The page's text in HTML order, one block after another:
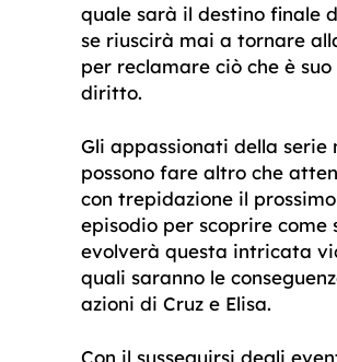
quale sarà il destino finale
se riuscirà mai a tornare
per reclamare ciò che è suo
diritto.
Gli appassionati della serie
possono fare altro che
con trepidazione il prossimo
episodio per scoprire come
evolverà questa intricata
quali saranno le
azioni di Cruz e Elisa.
Con il susseguirsi degli